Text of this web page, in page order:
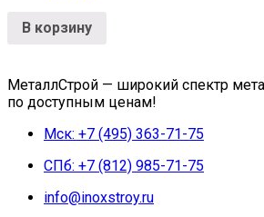
В корзину
МеталлСтрой — широкий спектр
по доступным ценам!
Мск: +7 (495) 363-71-75
СПб: +7 (812) 985-71-75
info@inoxstroy.ru